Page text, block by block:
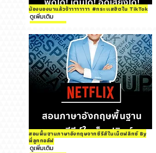
น้องบองมาแล้วจ้าาาาาาาา #กระเเสฮิตใน TikTok
ดูเพิ่มเติม
สอนพื้นฐานภาษาอังกฤษจากซีรีส์ในเน็ตฟลิกซ์ By
พี่ลูกกอล์ฟ
ดูเพิ่มเติม